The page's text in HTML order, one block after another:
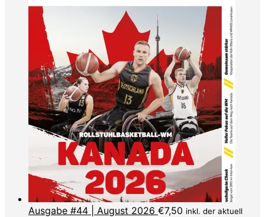
Ausgabe #44 | August 2026 €7,50 inkl. der aktuell